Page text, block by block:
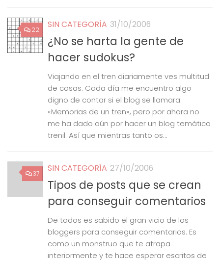
22 SIN CATEGORÍA 31/10/2006
¿No se harta la gente de
hacer sudokus?
Viajando en el tren diariamente ves multitud
de cosas. Cada día me encuentro algo
digno de contar si el blog se llamara:
«Memorias de un tren», pero por ahora no
me ha dado aún por hacer un blog temático
trenil. Así que mientras tanto os...
37 SIN CATEGORÍA 27/10/2006
Tipos de posts que se crean
para conseguir comentarios
De todos es sabido el gran vicio de los
bloggers para conseguir comentarios. Es
como un monstruo que te atrapa
interiormente y te hace esperar escritos de